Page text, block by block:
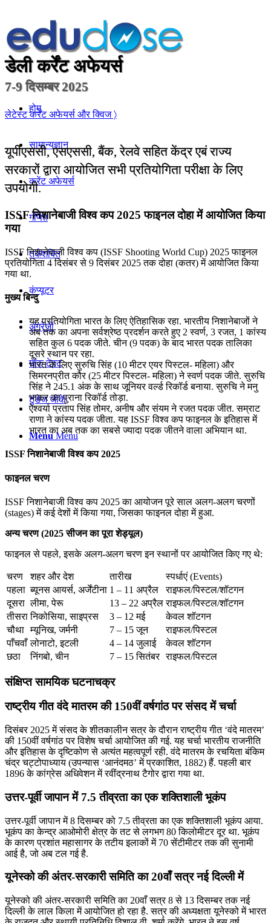
होम
सामान्यज्ञान
करेंट अफेयर्स
गणित
तर्कशक्ति
कंप्यूटर
अंग्रेजी
मॉक टेस्ट
टुडेज जीके
Menu Menu
डेली कर्रेंट अफेयर्स
7-9 दिसम्बर 2025
लेटेस्ट कर्रेंट अफेयर्स और क्विज 〉
यूपीएससी, एसएससी, बैंक, रेलवे सहित केंद्र एबं राज्य
सरकारों द्वारा आयोजित सभी प्रतियोगिता परीक्षा के लिए
उपयोगी.
ISSF निशानेबाजी विश्व कप 2025 फाइनल दोहा में आयोजित किया
गया
ISSF निशानेबाजी विश्व कप (ISSF Shooting World Cup) 2025 फाइनल
प्रतियोगिता 4 दिसंबर से 9 दिसंबर 2025 तक दोहा (कतर) में आयोजित किया
गया था.
मुख्य बिन्दु
यह प्रतियोगिता भारत के लिए ऐतिहासिक रहा. भारतीय निशानेबाजों ने
अब तक का अपना सर्वश्रेष्ठ प्रदर्शन करते हुए 2 स्वर्ण, 3 रजत, 1 कांस्य
सहित कुल 6 पदक जीते. चीन (9 पदक) के बाद भारत पदक तालिका
दूसरे स्थान पर रहा.
भारत के लिए सुरुचि सिंह (10 मीटर एयर पिस्टल- महिला) और
सिमरनप्रीत कौर (25 मीटर पिस्टल- महिला) ने स्वर्ण पदक जीते. सुरुचि
सिंह ने 245.1 अंक के साथ जूनियर वर्ल्ड रिकॉर्ड बनाया. सुरुचि ने मनु
भाकर का पुराना रिकॉर्ड तोड़ा.
ऐश्वर्या प्रताप सिंह तोमर, अनीष और संयम ने रजत पदक जीत. सम्राट
राणा ने कांस्‍य पदक जीता. यह ISSF विश्व कप फाइनल के इतिहास में
भारत का अब तक का सबसे ज्यादा पदक जीतने वाला अभियान था.
ISSF निशानेबाजी विश्व कप 2025
फाइनल चरण
ISSF निशानेबाजी विश्व कप 2025 का आयोजन पूरे साल अलग-अलग चरणों
(stages) में कई देशों में किया गया, जिसका फाइनल दोहा में हुआ.
अन्य चरण (2025 सीजन का पूरा शेड्यूल)
फाइनल से पहले, इसके अलग-अलग चरण इन स्थानों पर आयोजित किए गए थे:
चरण शहर और देश तारीख
स्पर्धाएं (Events)
पहला ब्यूनस आयर्स, अर्जेंटीना 1 – 11 अप्रैल
राइफल/पिस्टल/शॉटगन
दूसरा लीमा, पेरू 13 – 22 अप्रैल राइफल/पिस्टल/शॉटगन
तीसरा निकोसिया, साइप्रस 3 – 12 मई
केवल शॉटगन
चौथा म्यूनिख, जर्मनी 7 – 15 जून
राइफल/पिस्टल
पाँचवाँ लोनाटो, इटली 4 – 14 जुलाई
केवल शॉटगन
छठा
निंगबो, चीन 7 – 15 सितंबर राइफल/पिस्टल
संक्षिप्त सामयिक घटनाचक्र
राष्ट्रीय गीत वंदे मातरम की 150वीं वर्षगांठ पर संसद में चर्चा
दिसंबर 2025 में संसद के शीतकालीन सत्र के दौरान राष्ट्रीय गीत ‘वंदे मातरम’
की 150वीं वर्षगांठ पर विशेष चर्चा आयोजित की गई. यह चर्चा भारतीय राजनीति
और इतिहास के दृष्टिकोण से अत्यंत महत्वपूर्ण रही. वंदे मातरम के रचयिता बंकिम
चंद्र चट्टोपाध्याय (उपन्यास ‘आनंदमठ’ में प्रकाशित, 1882) हैं. पहली बार
1896 के कांग्रेस अधिवेशन में रवींद्रनाथ टैगोर द्वारा गया था.
उत्तर-पूर्वी जापान में 7.5 तीव्रता का एक शक्तिशाली भूकंप
उत्तर-पूर्वी जापान में 8 दिसम्बर को 7.5 तीव्रता का एक शक्तिशाली भूकंप आया.
भूकंप का केन्‍द्र आओमोरी क्षेत्र के तट से लगभग 80 किलोमीटर दूर था. भूकंप
के कारण प्रशांत महासागर के तटीय इलाकों में 70 सेंटीमीटर तक की सुनामी
आई है, जो अब टल गई है.
यूनेस्‍को की अंतर-सरकारी समिति का 20वाँ सत्र नई दिल्ली में
यूनेस्‍को की अंतर-सरकारी समिति का 20वाँ सत्र 8 से 13 दिसम्बर तक नई
दिल्ली के लाल किला में आयोजित हो रहा है. सत्र की अध्यक्षता यूनेस्को में भारत